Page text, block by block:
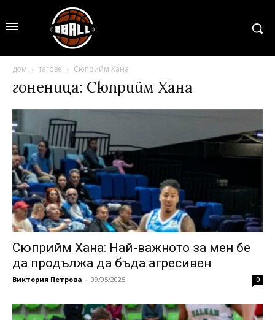
дом тагове Сюприйм Хана
гоненица: Сюприйм Хана
Сюприйм Хана: Най-важното за мен бе
да продължа да бъда агресивен
Виктория Петрова - 09/05/2025 0